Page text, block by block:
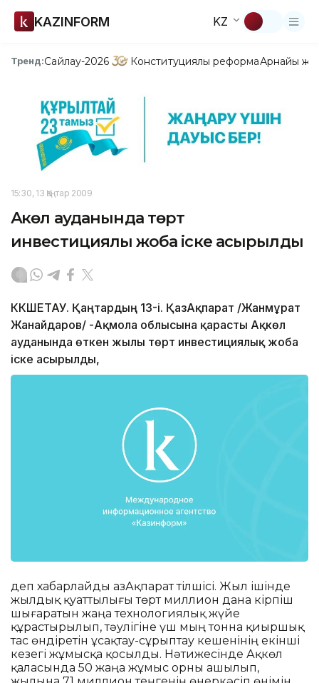
KAZINFORM KZ
Тренд:Сайлау-2026 Конституциялық реформаАрнайы
15:30, 13 Қаңтар 2009
Ақкөл ауданында төрт
инвестициялық жоба іске асырылды
КӨКШЕТАУ. Қаңтардың 13-і. ҚазАқпарат /Жанмұрат
Жанайдаров/ -Ақмола облысына қарасты Ақкөл
ауданында өткен жылы төрт инвестициялық жоба
іске асырылды,
деп хабарлайды ҚазАқпарат тілшісі. Жыл ішінде
жылдық қуаттылығы төрт миллион дана кірпіш
шығаратын жаңа технологиялық жүйе
құрастырылып, тәулігіне үш мың тонна қиыршық
тас өндіретін ұсақтау-сұрыптау кешенінің екінші
кезегі жұмысқа қосылды. Нәтижесінде Ақкөл
қаласында 50 жаңа жұмыс орны ашылып,